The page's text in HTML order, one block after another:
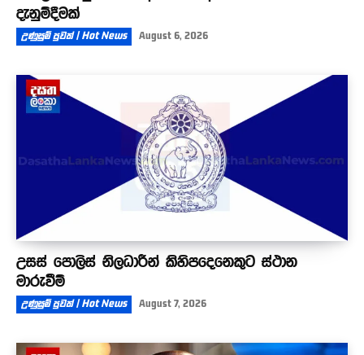
දැනුම්දීමක්
උණුසුම් පුවත් | Hot News August 6, 2026
උසස් පොලිස් නිලධාරීන් කිහිපදෙනෙකුට ස්ථාන
මාරුවීම්
උණුසුම් පුවත් | Hot News August 7, 2026